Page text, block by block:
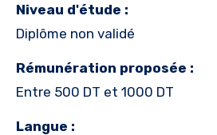
Niveau d'étude :
Diplôme non validé
Rémunération proposée :
Entre 500 DT et 1000 DT
Langue :